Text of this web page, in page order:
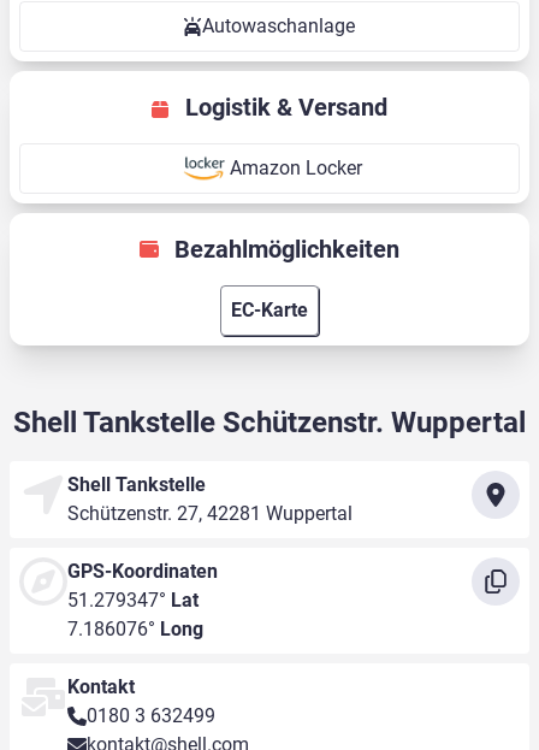
Autowaschanlage
Logistik & Versand
Amazon Locker
Bezahlmöglichkeiten
EC-Karte
Shell Tankstelle Schützenstr. Wuppertal
Shell Tankstelle
Schützenstr. 27, 42281 Wuppertal
GPS-Koordinaten
51.279347° Lat
7.186076° Long
Kontakt
0180 3 632499
kontakt@shell.com